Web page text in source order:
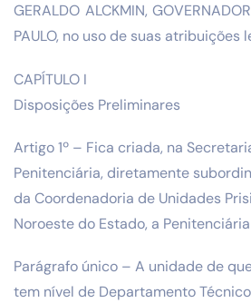
GERALDO ALCKMIN,
PAULO, no uso de suas atribuições
CAPÍTULO I
Disposições Preliminares
Artigo 1º – Fica criada, na
Penitenciária, diretamente
da Coordenadoria de Unidades
Noroeste do Estado, a
Parágrafo único – A unidade de
tem nível de Departamento